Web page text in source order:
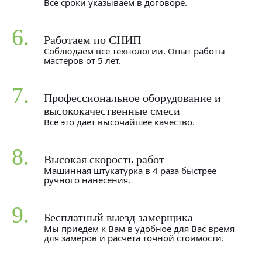
Все сроки указываем в договоре.
6. Работаем по СНИП
Соблюдаем все технологии. Опыт работы
мастеров от 5 лет.
7.
Профессиональное оборудование и
высококачественные смеси
Все это дает высочайшее качество.
8. Высокая скорость работ
Машинная штукатурка в 4 раза быстрее
ручного нанесения.
9. Бесплатный выезд замерщика
Мы приедем к Вам в удобное для Вас время
для замеров и расчета точной стоимости.